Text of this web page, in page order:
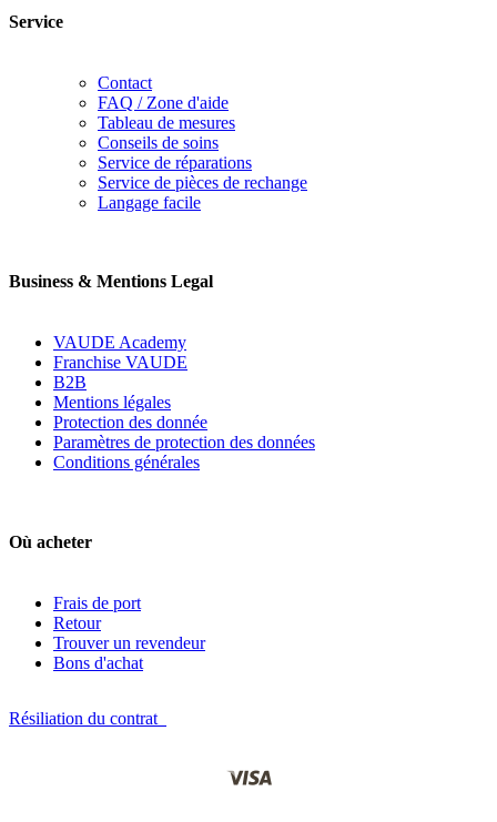
Service
Contact
FAQ / Zone d'aide
Tableau de mesures
Conseils de soins
Service de réparations
Service de pièces de rechange
Langage facile
Business & Mentions Legal
VAUDE Academy
Franchise VAUDE
B2B
Mentions légales
Protection des donnée
Paramètres de protection des données
Conditions générales
Où acheter
Frais de port
Retour
Trouver un revendeur
Bons d'achat
Résiliation du contrat